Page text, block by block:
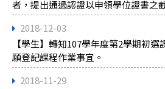
者，提出通過認證以申領學位證書之
2018-12-03
【學生】轉知107學年度第2學期初
願登記課程作業事宜。
2018-11-29